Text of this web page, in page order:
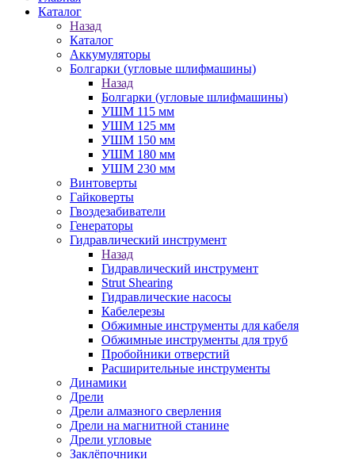
Каталог
Назад
Каталог
Аккумуляторы
Болгарки (угловые шлифмашины)
Назад
Болгарки (угловые шлифмашины)
УШМ 115 мм
УШМ 125 мм
УШМ 150 мм
УШМ 180 мм
УШМ 230 мм
Винтоверты
Гайковерты
Гвоздезабиватели
Генераторы
Гидравлический инструмент
Назад
Гидравлический инструмент
Strut Shearing
Гидравлические насосы
Кабелерезы
Обжимные инструменты для кабеля
Обжимные инструменты для труб
Пробойники отверстий
Расширительные инструменты
Динамики
Дрели
Дрели алмазного сверления
Дрели на магнитной станине
Дрели угловые
Заклёпочники